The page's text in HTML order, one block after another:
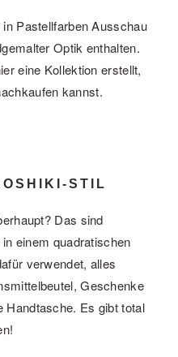
Pastellfarben Ausschau
Optik enthalten.
eine Kollektion erstellt,
kannst.
STIL
Das sind
einem quadratischen
verwendet, alles
Geschenke
Handtasche. Es gibt total